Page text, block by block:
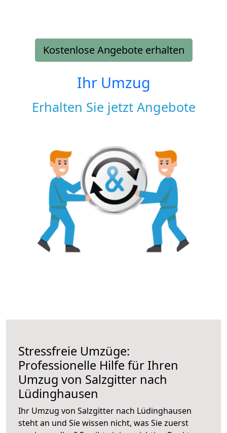
Kostenlose Angebote erhalten
Ihr Umzug
Erhalten Sie jetzt Angebote
Stressfreie Umzüge:
Professionelle Hilfe für Ihren
Umzug von Salzgitter nach
Lüdinghausen
Ihr Umzug von Salzgitter nach Lüdinghausen
steht an und Sie wissen nicht, was Sie zuerst